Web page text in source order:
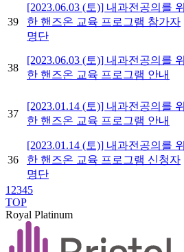
39
[2023.06.03 (토)] 내과전공의를 위
한 핸즈온 교육 프로그램 참가자
명단
38
[2023.06.03 (토)] 내과전공의를 위
한 핸즈온 교육 프로그램 안내
37
[2023.01.14 (토)] 내과전공의를 위
한 핸즈온 교육 프로그램 안내
36
[2023.01.14 (토)] 내과전공의를 위
한 핸즈온 교육 프로그램 신청자
명단
1 2345
TOP
Royal Platinum